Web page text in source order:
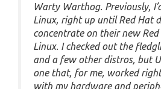
Warty Warthog. Previously,
Linux, right up until Red Hat
concentrate on their new
Linux. I checked out the
and a few other distros, but
one that, for me, worked
with my hardware and